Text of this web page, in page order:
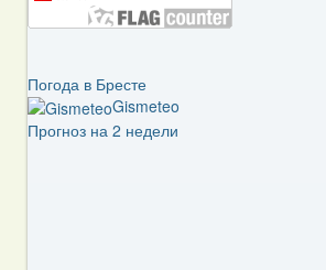
Погода в Бресте
Gismeteo
Прогноз на 2 недели